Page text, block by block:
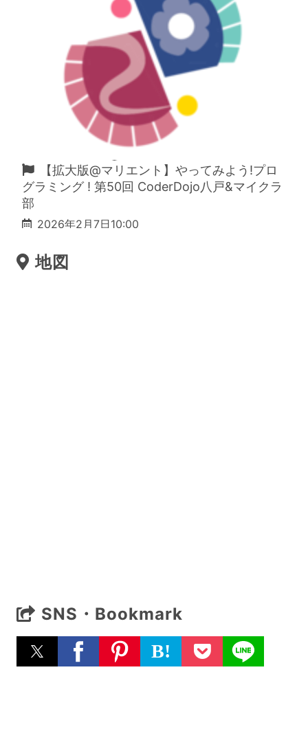
【拡大版@マリエント】やってみよう!プロ
グラミング ! 第50回 CoderDojo八戸&マイクラ
部
2026年2月7日10:00
地図
SNS・Bookmark
B!